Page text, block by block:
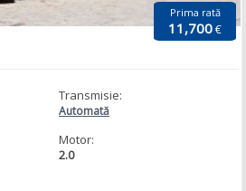
Prima rată
11,700€
Transmisie:
Automată
Motor:
2.0